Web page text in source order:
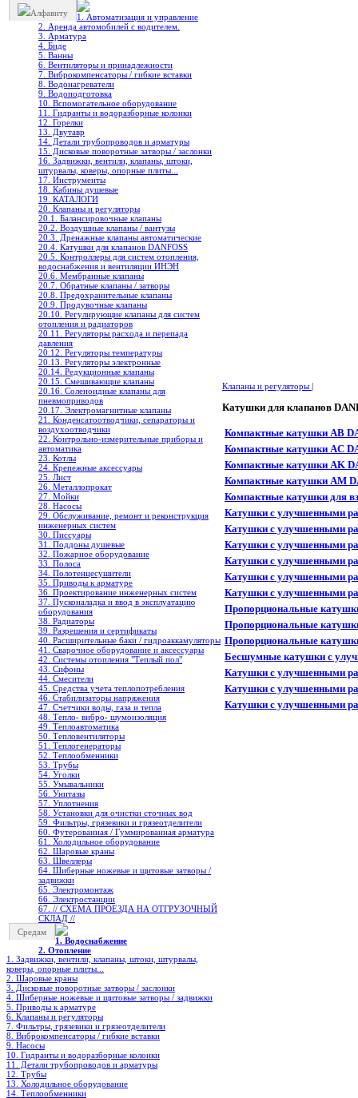
Алфавиту
1. Автоматизация и управление
2. Аренда автомобилей с водителем.
3. Арматура
4. Биде
5. Ванны
6. Вентиляторы и принадлежности
7. Виброкомпенсаторы / гибкие вставки
8. Водонагреватели
9. Водоподготовка
10. Вспомогательное оборудование
11. Гидранты и водоразборные колонки
12. Горелки
13. Двутавр
14. Детали трубопроводов и арматуры
15. Дисковые поворотные затворы / заслонки
16. Задвижки, вентили, клапаны, штоки,
штурвалы, коверы, опорные плиты...
17. Инструменты
18. Кабины душевые
19. КАТАЛОГИ
20. Клапаны и регуляторы
20.1. Балансировочные клапаны
20.2. Воздушные клапаны / вантузы
20.3. Дренажные клапаны автоматические
20.4. Катушки для клапанов DANFOSS
20.5. Контроллеры для систем отопления,
водоснабжения и вентиляции ИНЭН
20.6. Мембранные клапаны
20.7. Обратные клапаны / затворы
20.8. Предохранительные клапаны
20.9. Продувочные клапаны
20.10. Регулирующие клапаны для систем
отопления и радиаторов
20.11. Регуляторы расхода и перепада
давления
20.12. Регуляторы температуры
20.13. Регуляторы электронные
20.14. Редукционные клапаны
20.15. Смешивающие клапаны
20.16. Соленоидные клапаны для
пневмоприводов
20.17. Электромагнитные клапаны
21. Конденсатоотводчики, сепараторы и
воздухоотводчики
22. Контрольно-измерительные приборы и
автоматика
23. Котлы
24. Крепежные аксессуары
25. Лист
26. Металлопрокат
27. Мойки
28. Насосы
29. Обслуживание, ремонт и реконструкция
инженерных систем
30. Писсуары
31. Поддоны душевые
32. Пожарное оборудование
33. Полоса
34. Полотенцесушители
35. Приводы к арматуре
36. Проектирование инженерных систем
37. Пусконаладка и ввод в эксплуатацию
оборудования
38. Радиаторы
39. Разрешения и сертификаты
40. Расширительные баки / гидроаккамуляторы
41. Сварочное оборудование и аксессуары
42. Системы отопления "Теплый пол"
43. Сифоны
44. Смесители
45. Средства учета теплопотребления
46. Стабилизаторы напряжения
47. Счетчики воды, газа и тепла
48. Тепло- вибро- шумоизоляция
49. Теплоавтоматика
50. Тепловентиляторы
51. Теплогенераторы
52. Теплообменники
53. Трубы
54. Уголки
55. Умывальники
56. Унитазы
57. Уплотнения
58. Установки для очистки сточных вод
59. Фильтры, грязевики и грязеотделители
60. Футерованная / Гуммированная арматура
61. Холодильное oборудование
62. Шаровые краны
63. Швеллеры
64. Шиберные ножевые и щитовые затворы /
задвижки
65. Электромонтаж
66. Электростанции
67. // СХЕМА ПРОЕЗДА НА ОТГРУЗОЧНЫЙ
СКЛАД //
Средам
1. Водоснабжение
2. Отопление
1. Задвижки, вентили, клапаны, штоки, штурвалы,
коверы, опорные плиты...
2. Шаровые краны
3. Дисковые поворотные затворы / заслонки
4. Шиберные ножевые и щитовые затворы / задвижки
5. Приводы к арматуре
6. Клапаны и регуляторы
7. Фильтры, грязевики и грязеотделители
8. Виброкомпенсаторы / гибкие вставки
9. Насосы
10. Гидранты и водоразборные колонки
11. Детали трубопроводов и арматуры
12. Трубы
13. Холодильное oборудование
14. Теплообменники
Клапаны и регуляторы |
Катушки для клапанов
Компактные катушки AB
Компактные катушки AC
Компактные катушки AK
Компактные катушки AM
Компактные катушки для
Катушки с улучшенными
Катушки с улучшенными
Катушки с улучшенными
Катушки с улучшенными
Катушки с улучшенными
Катушки с улучшенными
Пропорциональные
Пропорциональные
Пропорциональные
Бесшумные катушки с
Катушки с улучшенными
Катушки с улучшенными
Катушки с улучшенными